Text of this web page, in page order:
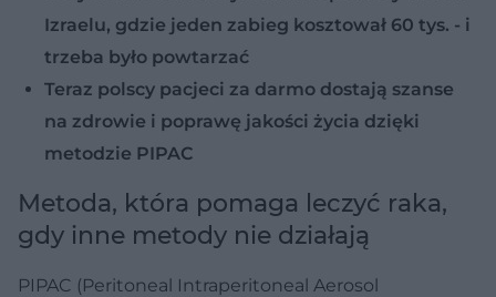
Izraelu, gdzie jeden zabieg kosztował 60 tys. - i
trzeba było powtarzać
Teraz polscy pacjeci za darmo dostają szanse
na zdrowie i poprawę jakości życia dzięki
metodzie PIPAC
Metoda, która pomaga leczyć raka,
gdy inne metody nie działają
PIPAC (Peritoneal Intraperitoneal Aerosol